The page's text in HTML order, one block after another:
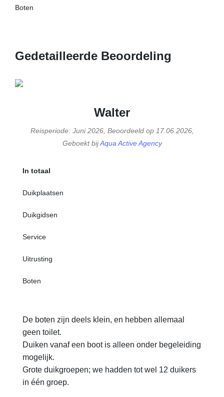
Boten
Gedetailleerde Beoordeling
Walter
Reisperiode: Juni 2026, Beoordeeld op 17.06.2026,
Geboekt bijAqua Active Agency
In totaal
Duikplaatsen
Duikgidsen
Service
Uitrusting
Boten
De boten zijn deels klein, en hebben allemaal
geen toilet.
Duiken vanaf een boot is alleen onder begeleiding
mogelijk.
Grote duikgroepen; we hadden tot wel 12 duikers
in één groep.